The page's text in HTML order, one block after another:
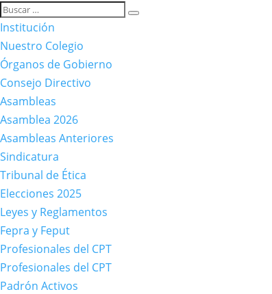
Institución
Nuestro Colegio
Órganos de Gobierno
Consejo Directivo
Asambleas
Asamblea 2026
Asambleas Anteriores
Sindicatura
Tribunal de Ética
Elecciones 2025
Leyes y Reglamentos
Fepra y Feput
Profesionales del CPT
Profesionales del CPT
Padrón Activos